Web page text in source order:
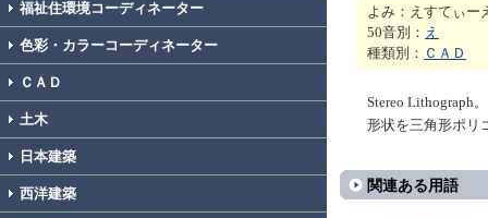
福祉住環境コーディネーター
色彩・カラーコーディネーター
ＣＡＤ
土木
日本建築
西洋建築
よみ：えすてぃー
50音別： え
種類別： ＣＡＤ
Stereo Lithograph
形状を三角形ポリ
関連ある用語